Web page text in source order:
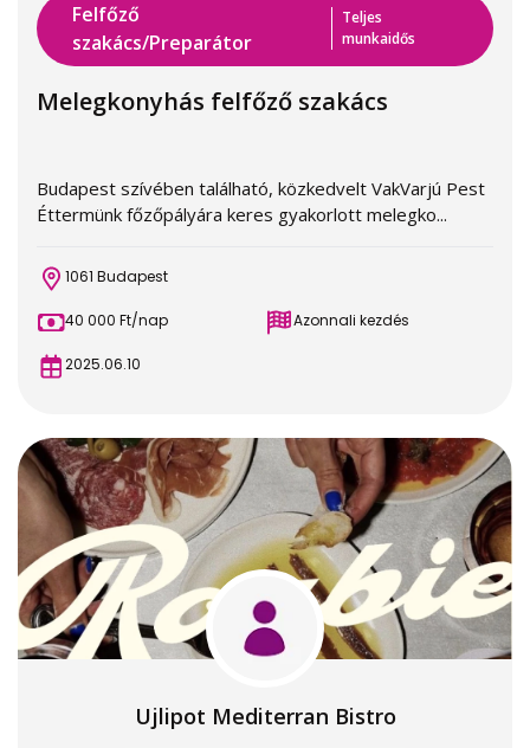
Felfőző
szakács/Preparátor
Teljes
munkaidős
Melegkonyhás felfőző szakács
Budapest szívében található, közkedvelt VakVarjú Pest
Éttermünk főzőpályára keres gyakorlott melegko...
1061 Budapest
40 000 Ft/nap Azonnali kezdés
2025.06.10
Ujlipot Mediterran Bistro